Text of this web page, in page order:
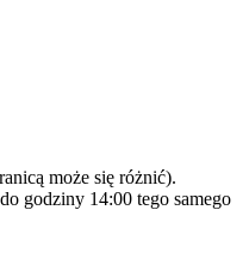
może się różnić).
godziny 14:00 tego samego